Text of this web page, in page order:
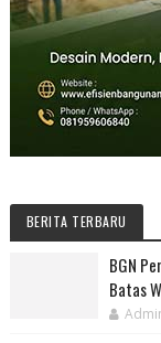
BERITA TERBARU
BGN
Batas